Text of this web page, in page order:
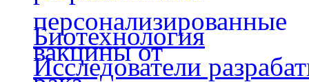
Биотехнология
Исследователи